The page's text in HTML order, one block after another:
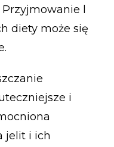
l
diety może się
i
jelit i ich